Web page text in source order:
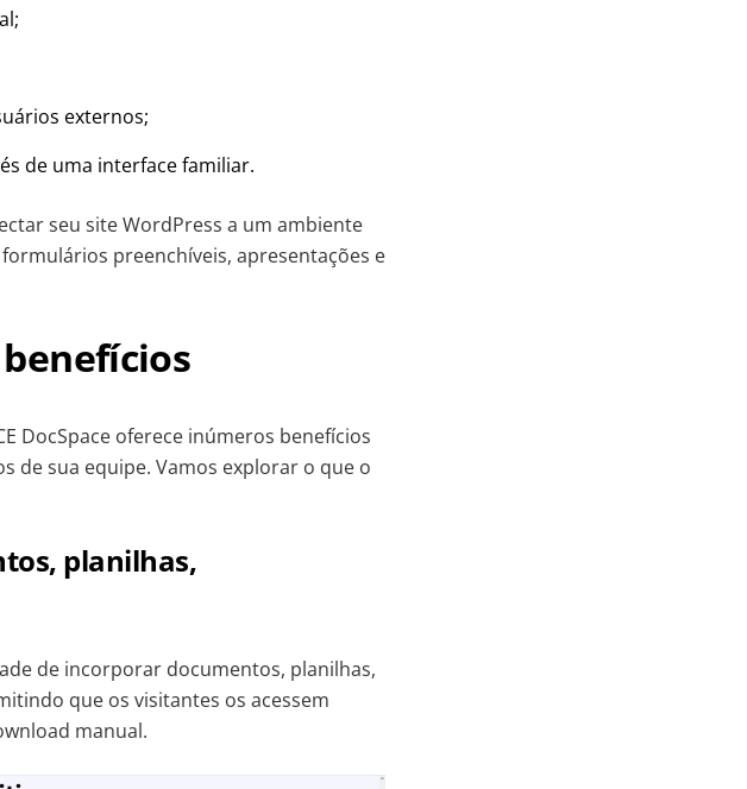
externos;
de uma interface familiar.
seu site WordPress a um ambiente
preenchíveis, apresentações e
DocSpace oferece inúmeros benefícios
de sua equipe. Vamos explorar o que o
planilhas,
de incorporar documentos, planilhas,
que os visitantes os acessem
manual.